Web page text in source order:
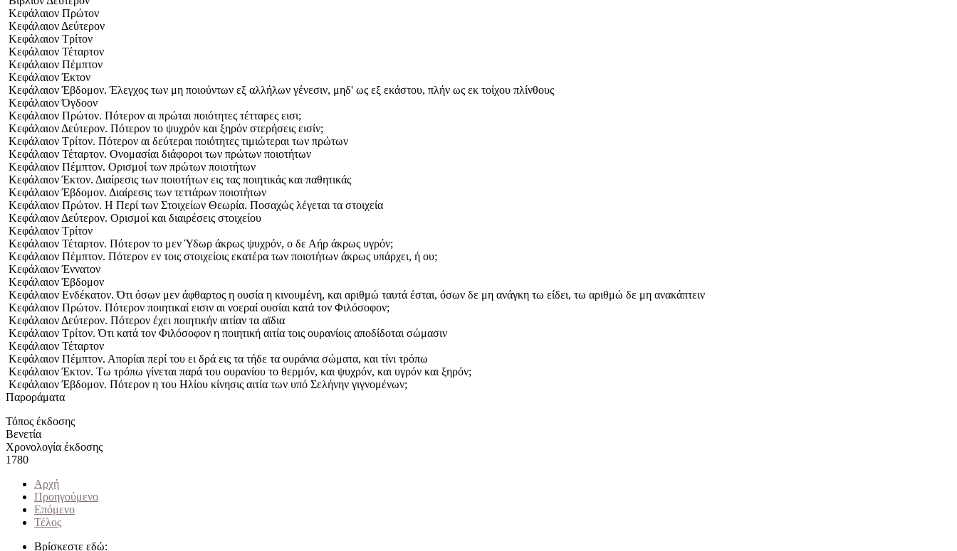
Κεφάλαιον Πρώτον
Κεφάλαιον Δεύτερον
Κεφάλαιον Τρίτον
Κεφάλαιον Τέταρτον
Κεφάλαιον Πέμπτον
Κεφάλαιον Έκτον
Κεφάλαιον Έβδομον. Έλεγχος των μη ποιούντων εξ αλλήλων γένεσιν, μηδ' ως εξ εκάστου, πλήν ως εκ τοίχου πλίνθους
Κεφάλαιον Όγδοον
Κεφάλαιον Πρώτον. Πότερον αι πρώται ποιότητες τέτταρες εισι;
Κεφάλαιον Δεύτερον. Πότερον το ψυχρόν και ξηρόν στερήσεις εισίν;
Κεφάλαιον Τρίτον. Πότερον αι δεύτεραι ποιότητες τιμιώτεραι των πρώτων
Κεφάλαιον Τέταρτον. Ονομασίαι διάφοροι των πρώτων ποιοτήτων
Κεφάλαιον Πέμπτον. Ορισμοί των πρώτων ποιοτήτων
Κεφάλαιον Έκτον. Διαίρεσις των ποιοτήτων εις τας ποιητικάς και παθητικάς
Κεφάλαιον Έβδομον. Διαίρεσις των τεττάρων ποιοτήτων
Κεφάλαιον Πρώτον. Η Περί των Στοιχείων Θεωρία. Ποσαχώς λέγεται τα στοιχεία
Κεφάλαιον Δεύτερον. Ορισμοί και διαιρέσεις στοιχείου
Κεφάλαιον Τρίτον
Κεφάλαιον Τέταρτον. Πότερον το μεν Ύδωρ άκρως ψυχρόν, ο δε Αήρ άκρως υγρόν;
Κεφάλαιον Πέμπτον. Πότερον εν τοις στοιχείοις εκατέρα των ποιοτήτων άκρως υπάρχει, ή ου;
Κεφάλαιον Έννατον
Κεφάλαιον Έβδομον
Κεφάλαιον Ενδέκατον. Ότι όσων μεν άφθαρτος η ουσία η κινουμένη, και αριθμώ ταυτά έσται, όσων δε μη ανάγκη τω είδει, τω αριθμώ δε μη ανακάπτειν
Κεφάλαιον Πρώτον. Πότερον ποιητικαί εισιν αι νοεραί ουσίαι κατά τον Φιλόσοφον;
Κεφάλαιον Δεύτερον. Πότερον έχει ποιητικήν αιτίαν τα αϊδια
Κεφάλαιον Τρίτον. Ότι κατά τον Φιλόσοφον η ποιητική αιτία τοις ουρανίοις αποδίδοται σώμασιν
Κεφάλαιον Τέταρτον
Κεφάλαιον Πέμπτον. Απορίαι περί του ει δρά εις τα τήδε τα ουράνια σώματα, και τίνι τρόπω
Κεφάλαιον Έκτον. Τω τρόπω γίνεται παρά του ουρανίου το θερμόν, και ψυχρόν, και υγρόν και ξηρόν;
Κεφάλαιον Έβδομον. Πότερον η του Ηλίου κίνησις αιτία των υπό Σελήνην γιγνομένων;
Παροράματα
Τόπος έκδοσης
Βενετία
Χρονολογία έκδοσης
1780
Αρχή
Προηγούμενο
Επόμενο
Τέλος
Βρίσκεστε εδώ: